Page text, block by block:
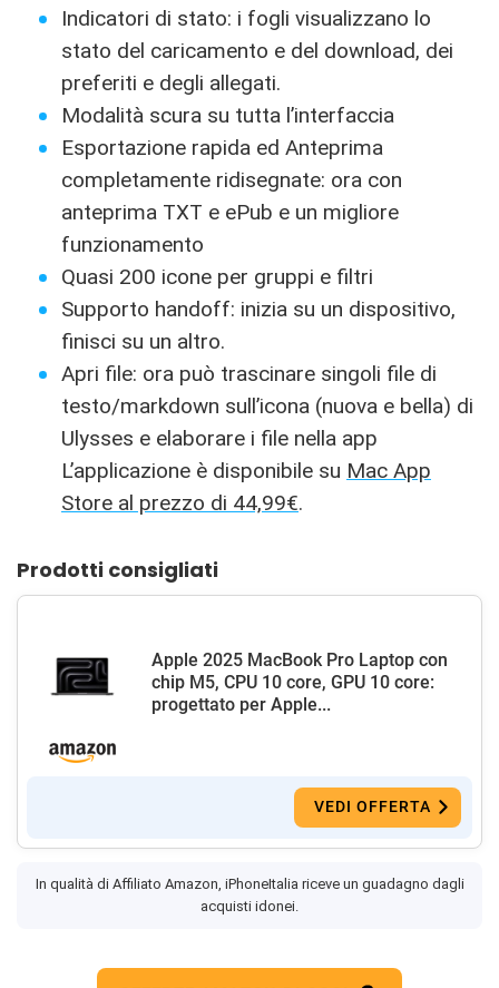
Indicatori di stato: i fogli visualizzano lo
stato del caricamento e del download, dei
preferiti e degli allegati.
Modalità scura su tutta l’interfaccia
Esportazione rapida ed Anteprima
completamente ridisegnate: ora con
anteprima TXT e ePub e un migliore
funzionamento
Quasi 200 icone per gruppi e filtri
Supporto handoff: inizia su un dispositivo,
finisci su un altro.
Apri file: ora può trascinare singoli file di
testo/markdown sull’icona (nuova e bella) di
Ulysses e elaborare i file nella app
L’applicazione è disponibile su Mac App
Store al prezzo di 44,99€.
Prodotti consigliati
Apple 2025 MacBook Pro Laptop con
chip M5, CPU 10 core, GPU 10 core:
progettato per Apple...
VEDI OFFERTA
In qualità di Affiliato Amazon, iPhoneItalia riceve un guadagno dagli
acquisti idonei.